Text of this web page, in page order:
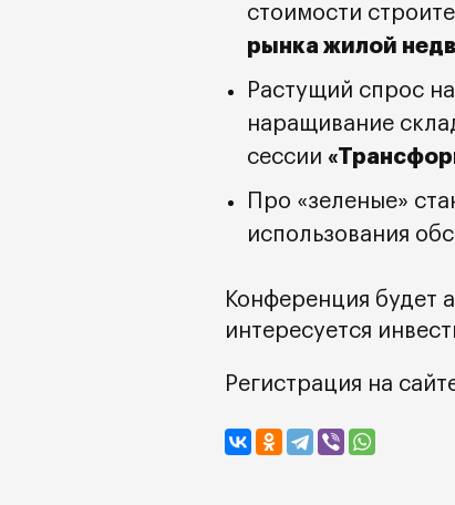
стоимости
рынка жилой
Растущий спрос
наращивание
сессии
Про «зеленые»
использования
Конференция будет
интересуется
Регистрация на